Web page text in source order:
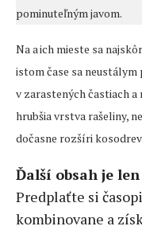
pominuteľným javom.
Na a ich mieste sa
istom čase sa
v zarastených častiach
hrubšia vrstva rašeliny,
dočasne rozšíri
Ďalší obsah je
Predplaťte si
kombinovane a